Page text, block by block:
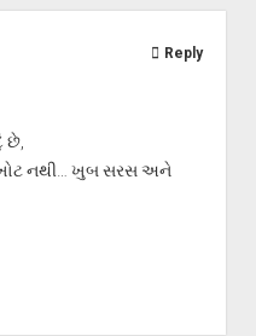
છે,
ખોટ નથી… ખુબ સરસ અને
Reply